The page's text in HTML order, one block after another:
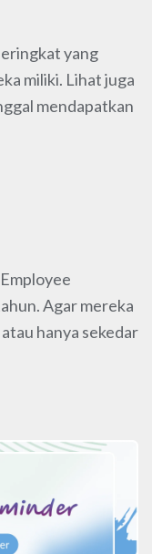
yang
miliki. Lihat juga
mendapatkan
Agar mereka
hanya sekedar